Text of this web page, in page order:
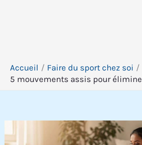
Accueil
Faire du sport chez soi
5 mouvements assis pour